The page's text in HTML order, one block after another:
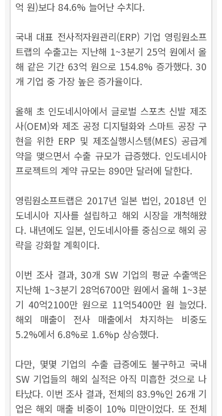
억 원)보다 84.6% 늘어난 수치다.
국내 대표 전사적자원관리(ERP) 기업 영림원소프
트랩의 수출고는 지난해 1~3분기 25억 원에서 올
해 같은 기간 63억 원으로 154.8% 증가했다. 30
개 기업 중 가장 높은 증가율이다.
올해 초 인도네시아에서 글로벌 스포츠 신발 제조
사(OEM)와 제조 공정 디지털화와 스마트 공장 구
현을 위한 ERP 및 제조실행시스템(MES) 공급계
약을 맺으면서 수출 규모가 급증했다. 인도네시아
프로젝트의 계약 규모는 890만 달러에 달한다.
영림원소프트랩은 2017년 일본 법인, 2018년 인
도네시아 지사를 설립하고 해외 시장을 개척해왔
다. 내년에도 일본, 인도네시아를 중심으로 해외 공
략을 강화할 계획이다.
이번 조사 결과, 30개 SW 기업의 평균 수출액은
지난해 1~3분기 28억6700만 원에서 올해 1~3분
기 40억2100만 원으로 11억5400만 원 늘었다.
해외 매출이 전사 매출에서 차지하는 비중도
5.2%에서 6.8%로 1.6%p 상승했다.
다만, 몇몇 기업의 수출 급증에도 불구하고 국내
SW 기업들의 해외 실적은 아직 미흡한 것으로 나
타났다. 이번 조사 결과, 전체의 83.9%인 26개 기
업은 해외 매출 비중이 10% 미만이었다. 또 전체